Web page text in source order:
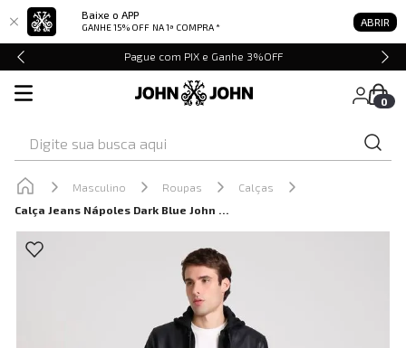
Baixe o APP
GANHE 15% OFF NA 1ª COMPRA * ABRIR
Pague com PIX e Ganhe 3%OFF
0
Masculino Roupas
Calças
Calça Jeans Nápoles Dark Blue John John Masculina